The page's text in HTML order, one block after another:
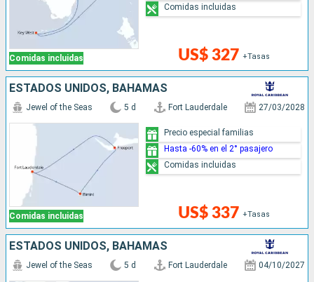
Comidas incluidas US$ 327 +Tasas
Comidas incluidas
ESTADOS UNIDOS, BAHAMAS
Comidas incluidas
Jewel of the Seas 5 d Fort Lauderdale 27/03/2028
US$ 337 +Tasas
Precio especial familias
Hasta -60% en el 2° pasajero
Comidas incluidas
ESTADOS UNIDOS, BAHAMAS
Jewel of the Seas 5 d Fort Lauderdale 04/10/2027